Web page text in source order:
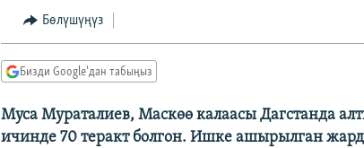
Бөлүшүңүз
Бизди Google'дан табыңыз
Муса Мураталиев, Маскөө калаасы Дагстанда
ичинде 70 теракт болгон. Ишке ашырылган